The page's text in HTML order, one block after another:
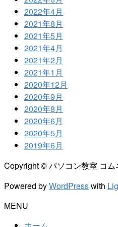
2022年4月
2021年8月
2021年5月
2021年4月
2021年2月
2021年1月
2020年12月
2020年9月
2020年8月
2020年6月
2020年5月
2019年6月
Copyright © パソコン教室 コ
Powered byWordPresswith
MENU